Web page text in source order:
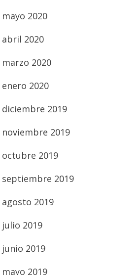
mayo 2020
abril 2020
marzo 2020
enero 2020
diciembre 2019
noviembre 2019
octubre 2019
septiembre 2019
agosto 2019
julio 2019
junio 2019
mayo 2019